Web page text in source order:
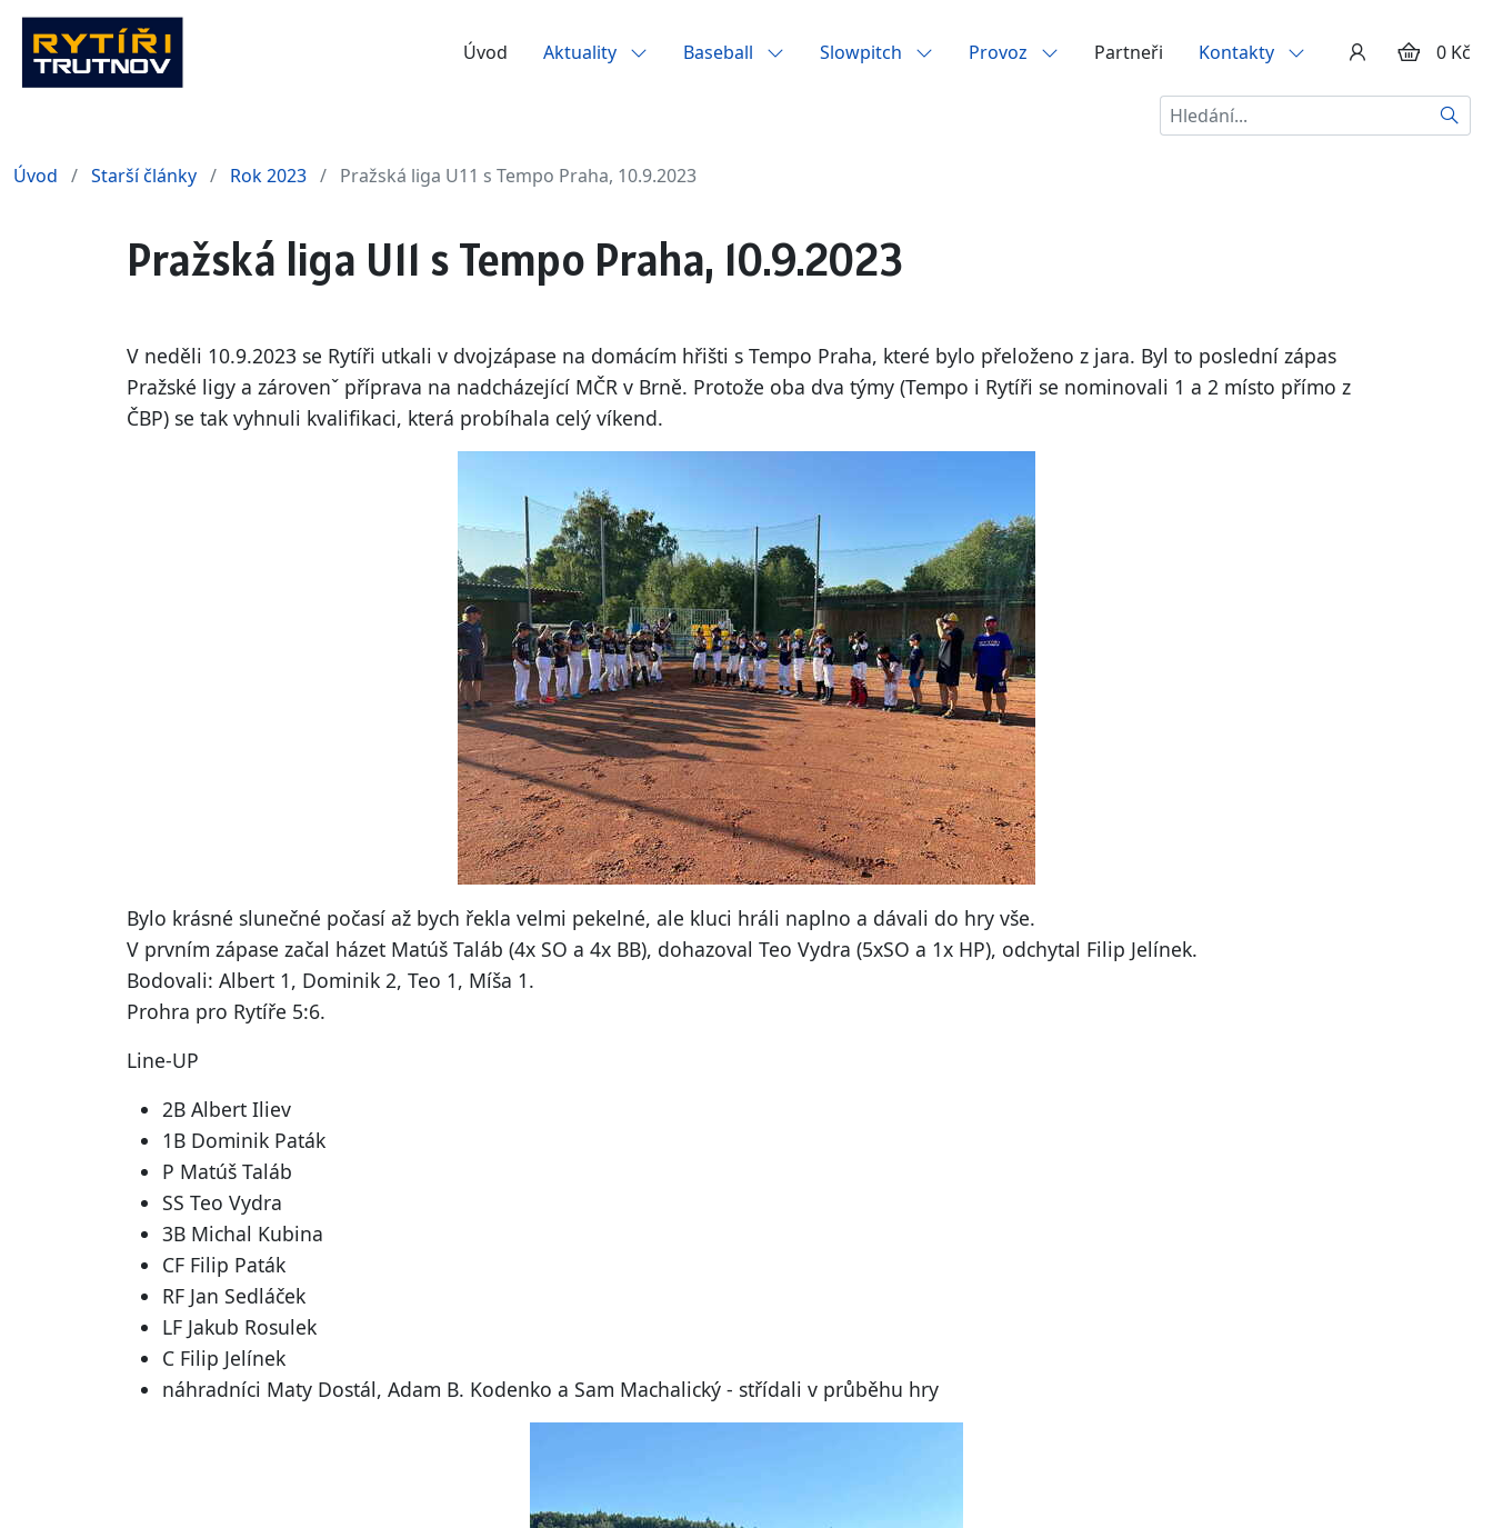
Úvod Aktuality Baseball Slowpitch Provoz Partneři Kontakty 0 Kč
Hledat
Úvod Starší články Rok 2023 Pražská liga U11 s Tempo Praha, 10.9.2023
Pražská liga U11 s Tempo Praha, 10.9.2023
V neděli 10.9.2023 se Rytíři utkali v dvojzápase na domácím hřišti s Tempo Praha, které bylo přeloženo z jara. Byl to poslední zápas
Pražské ligy a zárovenˇ příprava na nadcházející MČR v Brně. Protože oba dva týmy (Tempo i Rytíři se nominovali 1 a 2 místo přímo z
ČBP) se tak vyhnuli kvalifikaci, která probíhala celý víkend.
Bylo krásné slunečné počasí až bych řekla velmi pekelné, ale kluci hráli naplno a dávali do hry vše.
V prvním zápase začal házet Matúš Taláb (4x SO a 4x BB), dohazoval Teo Vydra (5xSO a 1x HP), odchytal Filip Jelínek.
Bodovali: Albert 1, Dominik 2, Teo 1, Míša 1.
Prohra pro Rytíře 5:6.
Line-UP
2B Albert Iliev
1B Dominik Paták
P Matúš Taláb
SS Teo Vydra
3B Michal Kubina
CF Filip Paták
RF Jan Sedláček
LF Jakub Rosulek
C Filip Jelínek
náhradníci Maty Dostál, Adam B. Kodenko a Sam Machalický - střídali v průběhu hry